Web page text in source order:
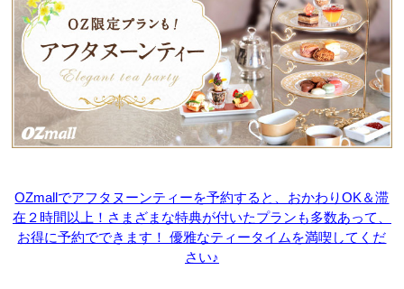
OZmallでアフタヌーンティーを予約すると、おかわりOK＆滞
在２時間以上！さまざまな特典が付いたプランも多数あって、
お得に予約でできます！ 優雅なティータイムを満喫してくだ
さい♪